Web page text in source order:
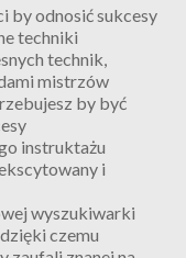
by odnosić sukcesy
techniki
technik,
mistrzów
by być
instruktażu
i
wyszukiwarki
czemu